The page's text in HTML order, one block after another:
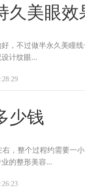
久美眼效
，不过做半永久美瞳
计纹眼...
少钱
，整个过程约需要一
的整形美容...